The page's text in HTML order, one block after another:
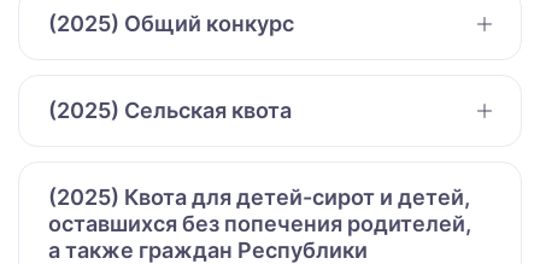
(2025) Общий конкурс
(2025) Сельская квота
(2025) Квота для детей-сирот и детей,
оставшихся без попечения родителей,
а также граждан Республики